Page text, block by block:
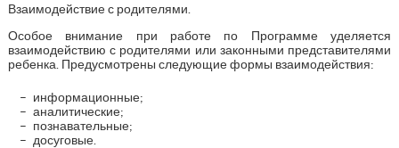
Взаимодействие с родителями.
Особое внимание при работе по Программе уделяется
взаимодействию с родителями или законными представителями
ребенка. Предусмотрены следующие формы взаимодействия:
информационные;
аналитические;
познавательные;
досуговые.